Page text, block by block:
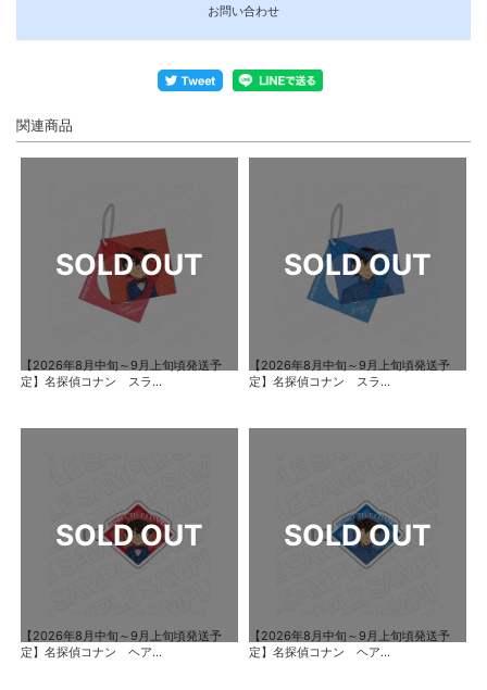
お問い合わせ
関連商品
【2026年8月中旬～9月上旬頃発送予
定】名探偵コナン スラ...
【2026年8月中旬～9月上旬頃発送予
定】名探偵コナン スラ...
【2026年8月中旬～9月上旬頃発送予
定】名探偵コナン ヘア...
【2026年8月中旬～9月上旬頃発送予
定】名探偵コナン ヘア...